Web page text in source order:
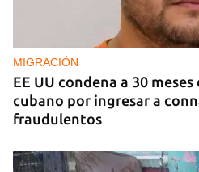
MIGRACIÓN
EE UU condena a 30
cubano por ingresar a
fraudulentos